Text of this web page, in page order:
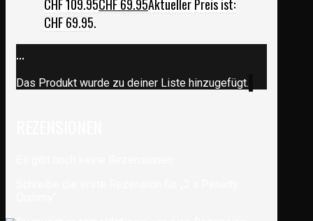
CHF 109.95CHF69.95Aktueller Preis ist:
CHF 69.95.
...
Das Produkt wurde zu deiner Liste hinzugefügt.